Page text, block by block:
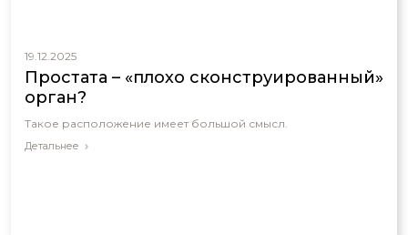
19.12.2025
Простата – «плохо сконструированный»
орган?
Такое расположение имеет большой смысл.
Детальнее